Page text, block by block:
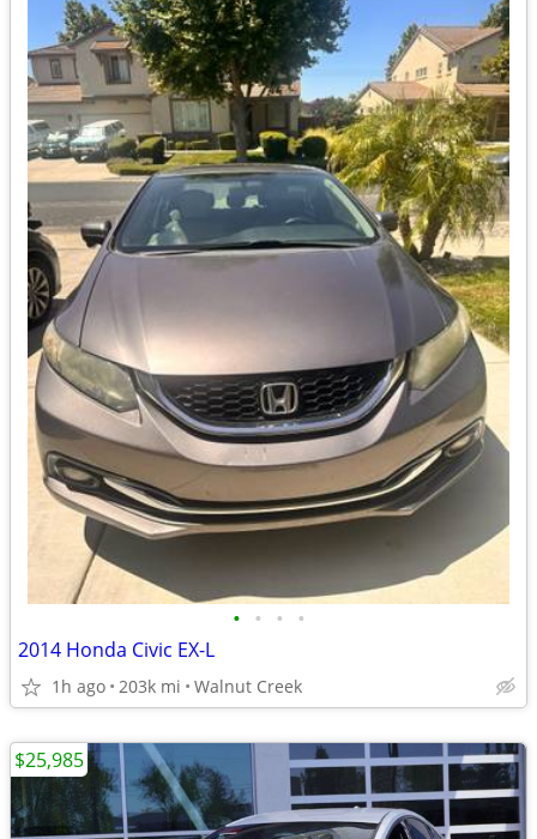
• • • •
2014 Honda Civic EX-L
1h ago 203k mi Walnut Creek
$25,985